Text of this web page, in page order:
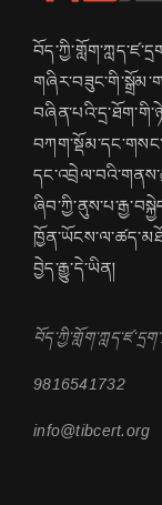
བྱེད་རྒྱུ་དེ་ཡིན།
9816541732
info@tibcert.org